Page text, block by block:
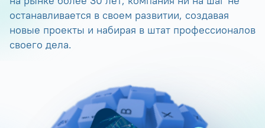
останавливается в своем развитии, создавая
новые проекты и набирая в штат профессионалов
своего дела.